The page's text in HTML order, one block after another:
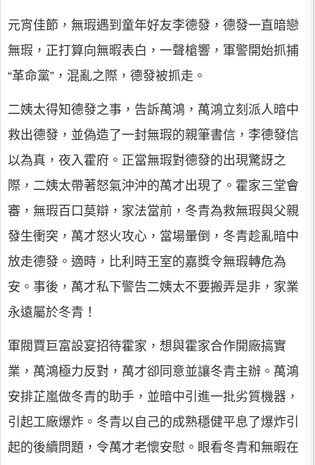
元宵佳節，無瑕遇到童年好友李德發，德發一直暗戀
無瑕，正打算向無暇表白，一聲槍響，軍警開始抓捕
“革命黨”，混亂之際，德發被抓走。
二姨太得知德發之事，告訴萬鴻，萬鴻立刻派人暗中
救出德發，並偽造了一封無瑕的親筆書信，李德發信
以為真，夜入霍府。正當無瑕對德發的出現驚訝之
際，二姨太帶著怒氣沖沖的萬才出現了。霍家三堂會
審，無瑕百口莫辯，家法當前，冬青為救無瑕與父親
發生衝突，萬才怒火攻心，當場暈倒，冬青趁亂暗中
放走德發。適時，比利時王室的嘉獎令無瑕轉危為
安。事後，萬才私下警告二姨太不要搬弄是非，家業
永遠屬於冬青！
軍閥賈巨富設宴招待霍家，想與霍家合作開廠搞實
業，萬鴻極力反對，萬才卻同意並讓冬青主辦。萬鴻
安排芷嵐做冬青的助手，並暗中引進一批劣質機器，
引起工廠爆炸。冬青以自己的成熟穩健平息了爆炸引
起的後續問題，令萬才老懷安慰。眼看冬青和無暇在